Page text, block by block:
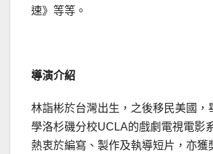
速》等等。
導演介紹
林詣彬於台灣出生，之後移民美國，
學洛杉磯分校UCLA的戲劇電視電影
熱衷於編寫、製作及執導短片，亦獲